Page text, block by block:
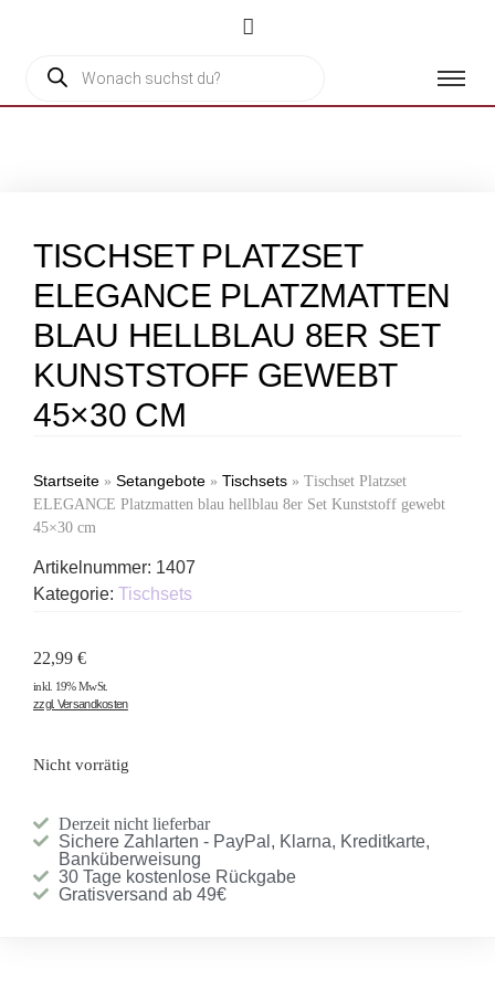
TISCHSET PLATZSET
ELEGANCE PLATZMATTEN
BLAU HELLBLAU 8ER SET
KUNSTSTOFF GEWEBT
45×30 CM
Startseite » Setangebote » Tischsets » Tischset Platzset
ELEGANCE Platzmatten blau hellblau 8er Set Kunststoff gewebt
45×30 cm
Artikelnummer: 1407
Kategorie: Tischsets
22,99 €
inkl. 19% MwSt.
zzgl. Versandkosten
Nicht vorrätig
Derzeit nicht lieferbar
Sichere Zahlarten - PayPal, Klarna, Kreditkarte,
Banküberweisung
30 Tage kostenlose Rückgabe
Gratisversand ab 49€